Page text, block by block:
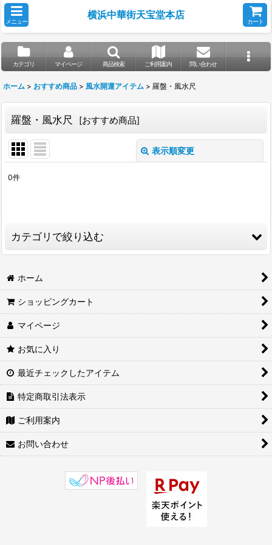
メニュー
横浜中華街天宝堂本店
カート
カテゴリ マイページ 商品検索 ご利用案内 問い合わせ
ホーム > おすすめ商品 > 風水開運アイテム > 羅盤・風水尺
羅盤・風水尺 [おすすめ商品]
表示順変更
絞り込む
0件
カテゴリで絞り込む
風水開運アイテム (全商品)
八卦鏡・魔除け
羅盤・風水尺
瓢箪・風鈴
文昌塔
風水ファウンテン・龍珠
純銀アイテム
七星陣
ホーム
ショッピングカート
マイページ
お気に入り
最近チェックしたアイテム
特定商取引法表示
ご利用案内
お問い合わせ